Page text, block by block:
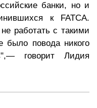
банки, но и
к FATCA.
работать с такими
было повода никого
говорит Лидия